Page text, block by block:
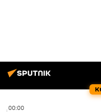
00:00